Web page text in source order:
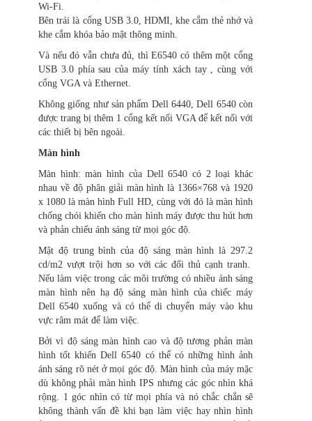
Wi-Fi.
Bên trái là cổng USB 3.0, HDMI, khe cắm thẻ nhớ và
khe cắm khóa bảo mật thông minh.
Và nếu đó vẫn chưa đủ, thì E6540 có thêm một cổng
USB 3.0 phía sau của máy tính xách tay , cùng với
cổng VGA và Ethernet.
Không giống như sản phẩm Dell 6440, Dell 6540 còn
được trang bị thêm 1 cổng kết nối VGA để kết nối với
các thiết bị bên ngoài.
Màn hình
Màn hình: màn hình của Dell 6540 có 2 loại khác
nhau về độ phân giải màn hình là 1366×768 và 1920
x 1080 là màn hình Full HD, cùng với đó là màn hình
chống chói khiến cho màn hình máy được thu hút hơn
và phản chiếu ánh sáng từ mọi góc độ.
Mật độ trung bình của độ sáng màn hình là 297.2
cd/m2 vượt trội hơn so với các đối thủ cạnh tranh.
Nếu làm việc trong các môi trường có nhiều ánh sáng
màn hình nên hạ độ sáng màn hình của chiếc máy
Dell 6540 xuống và có thể di chuyển máy vào khu
vực râm mát để làm việc.
Bởi vì độ sáng màn hình cao và độ tương phản màn
hình tốt khiến Dell 6540 có thể có những hình ảnh
ánh sáng rõ nét ở mọi góc độ. Màn hình của máy mặc
dù không phải màn hình IPS nhưng các góc nhìn khá
rộng. 1 góc nhìn có từ mọi phía và nó chắc chắn sẽ
không thành vấn đề khi bạn làm việc hay nhìn hình